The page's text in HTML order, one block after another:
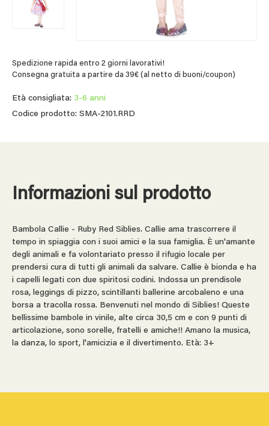
Spedizione rapida entro 2 giorni lavorativi!
Consegna gratuita a partire da 39€ (al netto di buoni/coupon)
Età consigliata: 3-6 anni
Codice prodotto: SMA-2101.RRD
Informazioni sul prodotto
Bambola Callie - Ruby Red Siblies. Callie ama trascorrere il
tempo in spiaggia con i suoi amici e la sua famiglia. È un'amante
degli animali e fa volontariato presso il rifugio locale per
prendersi cura di tutti gli animali da salvare. Callie è bionda e ha
i capelli legati con due spiritosi codini. Indossa un prendisole
rosa, leggings di pizzo, scintillanti ballerine arcobaleno e una
borsa a tracolla rossa. Benvenuti nel mondo di Siblies! Queste
bellissime bambole in vinile, alte circa 30,5 cm e con 9 punti di
articolazione, sono sorelle, fratelli e amiche!! Amano la musica,
la danza, lo sport, l'amicizia e il divertimento. Età: 3+